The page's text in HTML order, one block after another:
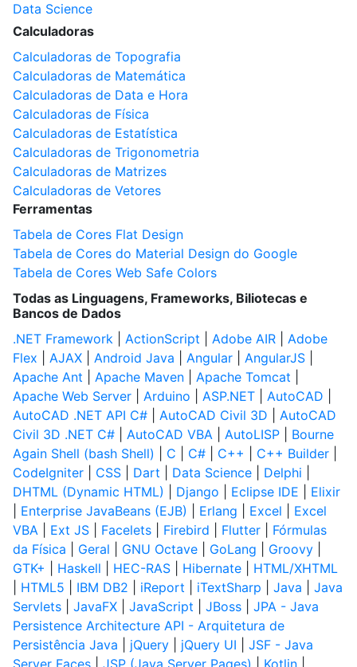
Data Science
Calculadoras
Calculadoras de Topografia
Calculadoras de Matemática
Calculadoras de Data e Hora
Calculadoras de Física
Calculadoras de Estatística
Calculadoras de Trigonometria
Calculadoras de Matrizes
Calculadoras de Vetores
Ferramentas
Tabela de Cores Flat Design
Tabela de Cores do Material Design do Google
Tabela de Cores Web Safe Colors
Todas as Linguagens, Frameworks, Biliotecas e
Bancos de Dados
.NET Framework
ActionScript Adobe AIR
Adobe
Flex
AJAX Android Java Angular AngularJS
Apache Ant
Apache Maven Apache Tomcat
Apache Web Server
Arduino ASP.NET AutoCAD
AutoCAD .NET API C#
AutoCAD Civil 3D
AutoCAD
Civil 3D .NET C#
AutoCAD VBA AutoLISP
Bourne
Again Shell (bash Shell)
C C# C++ C++ Builder
CodeIgniter
CSS Dart Data Science Delphi
DHTML (Dynamic HTML)
Django Eclipse IDE
Elixir
Enterprise JavaBeans (EJB) Erlang Excel
Excel
VBA
Ext JS Facelets Firebird Flutter
Fórmulas
da Física
Geral GNU Octave GoLang Groovy
GTK+
Haskell HEC-RAS Hibernate
HTML/XHTML
HTML5 IBM DB2 iReport iTextSharp Java
Java
Servlets
JavaFX JavaScript JBoss
JPA - Java
Persistence Architecture API - Arquitetura de
Persistência Java
jQuery jQuery UI
JSF - Java
Server Faces
JSP (Java Server Pages) Kotlin